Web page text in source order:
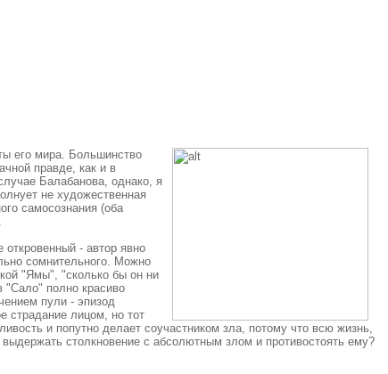
его мира. Большинство
правде, как и в
Балабанова, однако, я
не художественная
самосознания (оба
- автор явно
сомнительного. Можно
"Ямы", "сколько бы он ни
"Сало" полно красиво
пули - эпизод
страдание лицом, но тот
и попутно делает соучастником зла, потому что всю жизнь,
столкновение с абсолютным злом и противостоять ему?